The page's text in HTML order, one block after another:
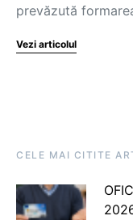
prevăzută
Vezi articolul
CELE MAI CITITE